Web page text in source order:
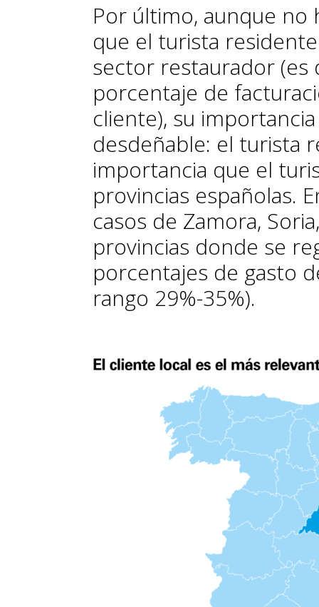
Por último, aunque no
que el turista
sector restaurador (es
porcentaje de
cliente), su
desdeñable: el turista
importancia que el
provincias españolas.
casos de Zamora,
provincias donde se
porcentajes de gasto
rango 29%-35%).